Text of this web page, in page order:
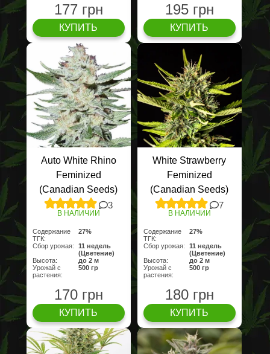
177 грн
КУПИТЬ
195 грн
КУПИТЬ
Auto White Rhino
Feminized
(Canadian Seeds)
3
В НАЛИЧИИ
Содержание
ТГК:
27%
Сбор урожая:
11 недель
(Цветение)
Высота:
до 2 м
Урожай с
растения:
500 гр
170 грн
КУПИТЬ
White Strawberry
Feminized
(Canadian Seeds)
7
В НАЛИЧИИ
Содержание
ТГК:
27%
Сбор урожая:
11 недель
(Цветение)
Высота:
до 2 м
Урожай с
растения:
500 гр
180 грн
КУПИТЬ